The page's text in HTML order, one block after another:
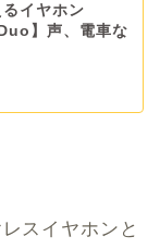
イヤホン
】声、電車な
スイヤホンと